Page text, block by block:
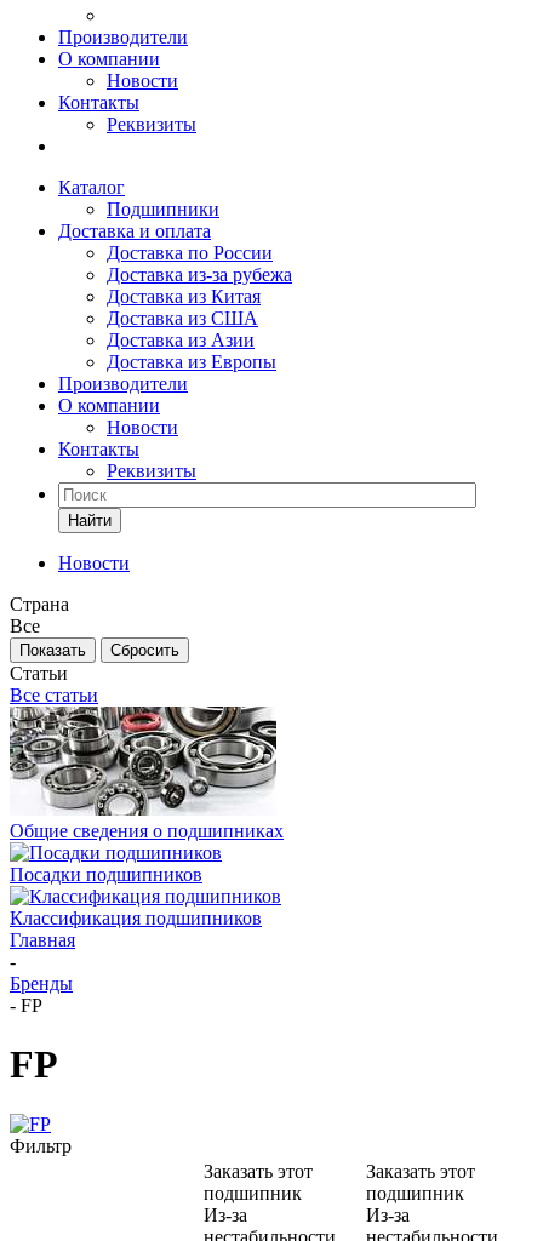
Производители
О компании
Новости
Контакты
Реквизиты
Каталог
Подшипники
Доставка и оплата
Доставка по России
Доставка из-за рубежа
Доставка из Китая
Доставка из США
Доставка из Азии
Доставка из Европы
Производители
О компании
Новости
Контакты
Реквизиты
Найти
Новости
Страна
Все
Сбросить
Статьи
Все статьи
Общие сведения о подшипниках
Посадки подшипников
Классификация подшипников
Главная
-
Бренды
- FP
FP
Фильтр
Заказать этот
подшипник
Из-за
нестабильности
Заказать этот
подшипник
Из-за
нестабильности